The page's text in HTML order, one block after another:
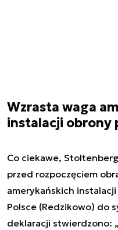
Wzrasta waga
instalacji obrony
Co ciekawe,
przed rozpoczęciem
amerykańskich
Polsce (Redzikowo) do
deklaracji stwierdzono: